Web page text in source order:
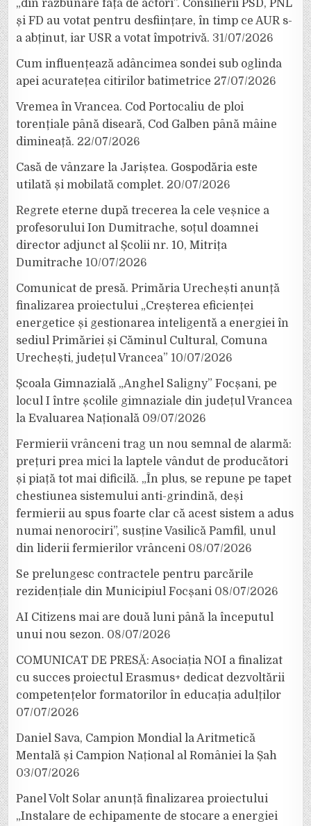
„din răzbunare față de actori”. Consilierii PSD, PNL
și FD au votat pentru desființare, în timp ce AUR s-
a abținut, iar USR a votat împotrivă. 31/07/2026
Cum influențează adâncimea sondei sub oglinda
apei acuratețea citirilor batimetrice 27/07/2026
Vremea în Vrancea. Cod Portocaliu de ploi
torențiale până diseară, Cod Galben până mâine
dimineață. 22/07/2026
Casă de vânzare la Jariștea. Gospodăria este
utilată și mobilată complet. 20/07/2026
Regrete eterne după trecerea la cele veșnice a
profesorului Ion Dumitrache, soțul doamnei
director adjunct al Școlii nr. 10, Mitrița
Dumitrache 10/07/2026
Comunicat de presă. Primăria Urechești anunță
finalizarea proiectului „Creșterea eficienței
energetice și gestionarea inteligentă a energiei în
sediul Primăriei și Căminul Cultural, Comuna
Urechești, județul Vrancea” 10/07/2026
Școala Gimnazială „Anghel Saligny” Focșani, pe
locul I între școlile gimnaziale din județul Vrancea
la Evaluarea Națională 09/07/2026
Fermierii vrânceni trag un nou semnal de alarmă:
prețuri prea mici la laptele vândut de producători
și piață tot mai dificilă. „În plus, se repune pe tapet
chestiunea sistemului anti-grindină, deși
fermierii au spus foarte clar că acest sistem a adus
numai nenorociri”, susține Vasilică Pamfil, unul
din liderii fermierilor vrânceni 08/07/2026
Se prelungesc contractele pentru parcările
rezidențiale din Municipiul Focșani 08/07/2026
AI Citizens mai are două luni până la începutul
unui nou sezon. 08/07/2026
COMUNICAT DE PRESĂ: Asociația NOI a finalizat
cu succes proiectul Erasmus+ dedicat dezvoltării
competențelor formatorilor în educația adulților
07/07/2026
Daniel Sava, Campion Mondial la Aritmetică
Mentală și Campion Național al României la Șah
03/07/2026
Panel Volt Solar anunță finalizarea proiectului
„Instalare de echipamente de stocare a energiei